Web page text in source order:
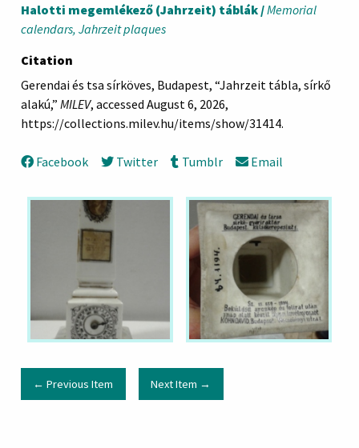
Halotti megemlékező (Jahrzeit) táblák /Memorial
calendars, Jahrzeit plaques
Citation
Gerendai és tsa sírköves, Budapest, “Jahrzeit tábla, sírkő
alakú,” MILEV, accessed August 6, 2026,
https://collections.milev.hu/items/show/31414.
Facebook Twitter Tumblr Email
← Previous Item Next Item →